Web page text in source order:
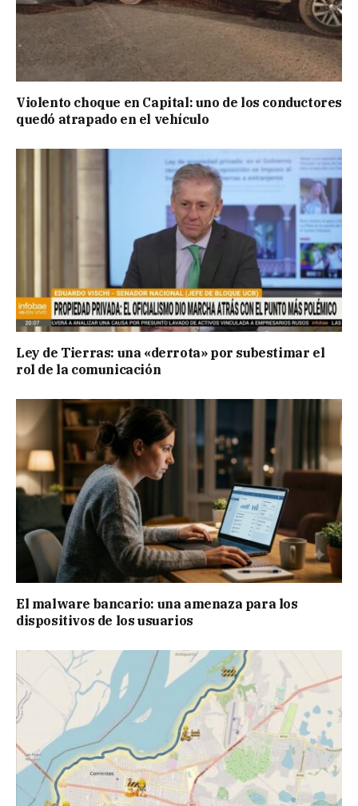
Violento choque en Capital: uno de los conductores
quedó atrapado en el vehículo
Ley de Tierras: una «derrota» por subestimar el
rol de la comunicación
El malware bancario: una amenaza para los
dispositivos de los usuarios